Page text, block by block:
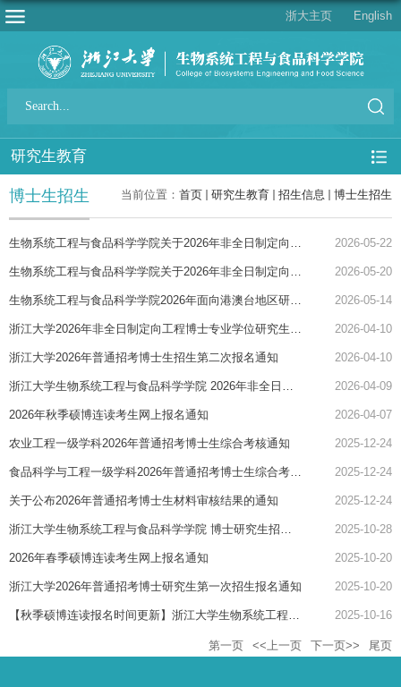
浙大主页 English
研究生教育
当前位置： 首页 研究生教育 招生信息 博士生招生
博士生招生
2026-05-22
2026-05-20
2026-05-14
2026-04-10
浙江大学2026年普通招考博士生招生第二次报名通知 2026-04-10
2026-04-09
2026年秋季硕博连读考生网上报名通知 2026-04-07
农业工程一级学科2026年普通招考博士生综合考核通知 2025-12-24
2025-12-24
​关于公布2026年普通招考博士生材料审核结果的通知 2025-12-24
2025-10-28
2026年春季硕博连读考生网上报名通知 2025-10-20
浙江大学2026年普通招考博士研究生第一次招生报名通知 2025-10-20
2025-10-16
第一页 <<上一页 下一页>> 尾页